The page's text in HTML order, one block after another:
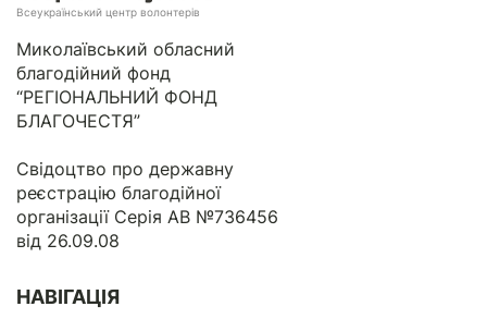
Всеукраїнський центр волонтерів
Миколаївський обласний
благодійний фонд
“РЕГІОНАЛЬНИЙ ФОНД
БЛАГОЧЕСТЯ”
Свідоцтво про державну
реєстрацію благодійної
організації Серія АВ №736456
від 26.09.08
НАВІГАЦІЯ